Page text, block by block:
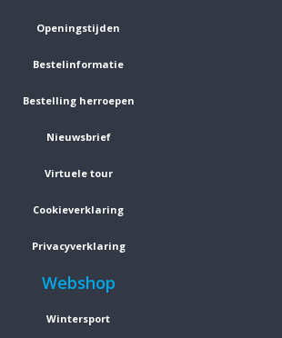
Openingstijden
Bestelinformatie
Bestelling herroepen
Nieuwsbrief
Virtuele tour
Cookieverklaring
Privacyverklaring
Webshop
Wintersport